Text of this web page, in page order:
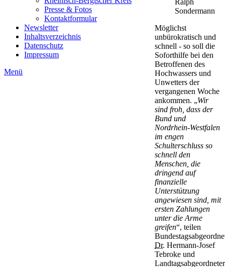
Presse & Fotos
Kontaktformular
Newsletter
Inhaltsverzeichnis
Datenschutz
Impressum
Menü
Sondermann
Möglichst
unbürokratisch und
schnell - so soll die
Soforthilfe bei den
Betroffenen des
Hochwassers und
Unwetters der
vergangenen Woche
ankommen. „Wir
sind froh, dass der
Bund und
Nordrhein-Westfalen
im engen
Schulterschluss so
schnell den
Menschen, die
dringend auf
finanzielle
Unterstützung
angewiesen sind, mit
ersten Zahlungen
unter die Arme
greifen“, teilen
Dr. Hermann-Josef
Tebroke und
Landtagsabgeordneter